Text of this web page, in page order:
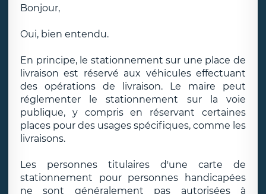
Bonjour,
Oui, bien entendu.
En principe, le stationnement sur une place de
livraison est réservé aux véhicules effectuant
des opérations de livraison. Le maire peut
réglementer le stationnement sur la voie
publique, y compris en réservant certaines
places pour des usages spécifiques, comme les
livraisons.
Les personnes titulaires d'une carte de
stationnement pour personnes handicapées
ne sont généralement pas autorisées à